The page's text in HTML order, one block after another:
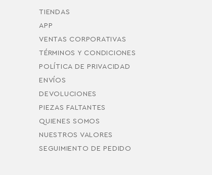
TIENDAS
APP
VENTAS CORPORATIVAS
TÉRMINOS Y CONDICIONES
POLÍTICA DE PRIVACIDAD
ENVÍOS
DEVOLUCIONES
PIEZAS FALTANTES
QUIENES SOMOS
NUESTROS VALORES
SEGUIMIENTO DE PEDIDO